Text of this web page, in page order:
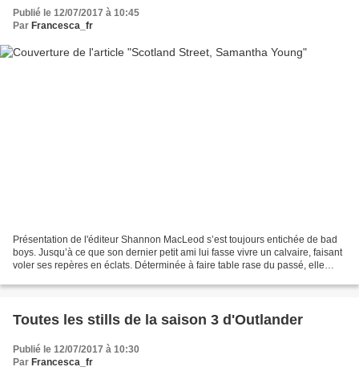
Publié le 12/07/2017 à 10:45
Par Francesca_fr
Présentation de l'éditeur Shannon MacLeod s’est toujours entichée de bad
boys. Jusqu’à ce que son dernier petit ami lui fasse vivre un calvaire, faisant
voler ses repères en éclats. Déterminée à faire table rase du passé, elle
Toutes les stills de la saison 3 d'Outlander
Publié le 12/07/2017 à 10:30
Par Francesca_fr